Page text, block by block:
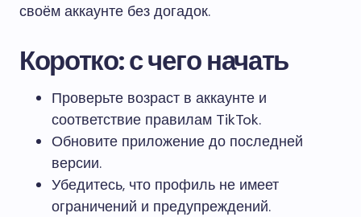
своём аккаунте без догадок.
Коротко: с чего начать
Проверьте возраст в аккаунте и
соответствие правилам TikTok.
Обновите приложение до последней
версии.
Убедитесь, что профиль не имеет
ограничений и предупреждений.